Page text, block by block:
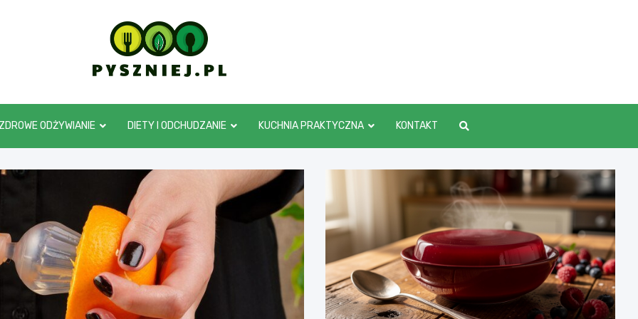
pyszniej.pl
ZDROWE ODŻYWIANIE DIETY I ODCHUDZANIE KUCHNIA PRAKTYCZNA KONTAKT